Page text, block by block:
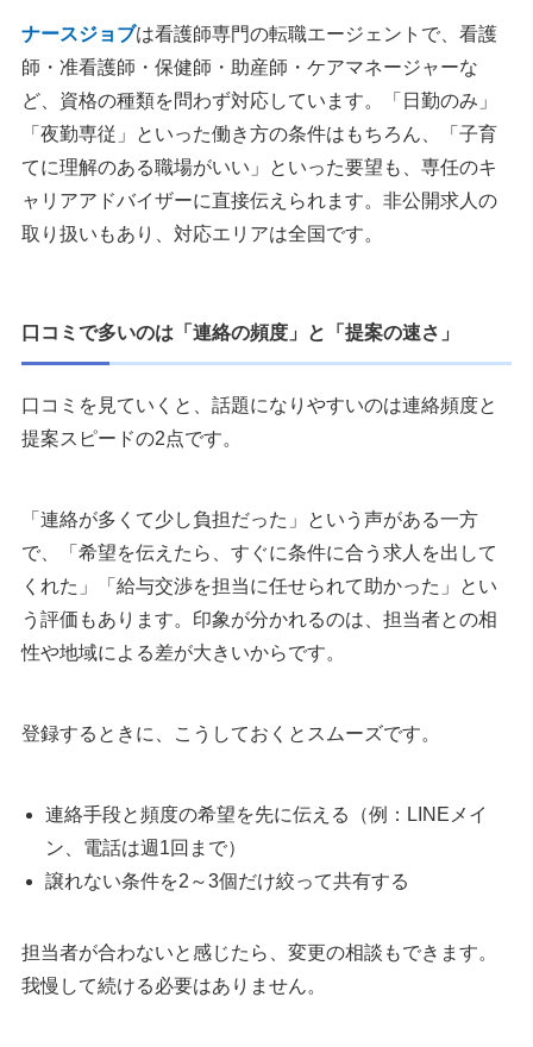
ナースジョブは看護師専門の転職エージェントで、看護
師・准看護師・保健師・助産師・ケアマネージャーな
ど、資格の種類を問わず対応しています。「日勤のみ」
「夜勤専従」といった働き方の条件はもちろん、「子育
てに理解のある職場がいい」といった要望も、専任のキ
ャリアアドバイザーに直接伝えられます。非公開求人の
取り扱いもあり、対応エリアは全国です。
口コミで多いのは「連絡の頻度」と「提案の速さ」
口コミを見ていくと、話題になりやすいのは連絡頻度と
提案スピードの2点です。
「連絡が多くて少し負担だった」という声がある一方
で、「希望を伝えたら、すぐに条件に合う求人を出して
くれた」「給与交渉を担当に任せられて助かった」とい
う評価もあります。印象が分かれるのは、担当者との相
性や地域による差が大きいからです。
登録するときに、こうしておくとスムーズです。
連絡手段と頻度の希望を先に伝える（例：LINEメイ
ン、電話は週1回まで）
譲れない条件を2～3個だけ絞って共有する
担当者が合わないと感じたら、変更の相談もできます。
我慢して続ける必要はありません。